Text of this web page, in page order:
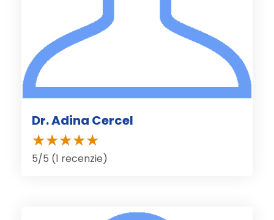
Dr. Adina Cercel
5/5 (1 recenzie)